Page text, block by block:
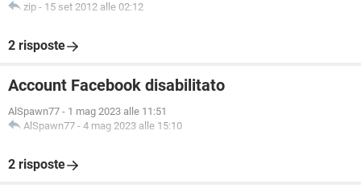
zip - 15 set 2012 alle 02:12
2 risposte
Account Facebook disabilitato
AlSpawn77 - 1 mag 2023 alle 11:51
AlSpawn77 - 4 mag 2023 alle 15:10
2 risposte